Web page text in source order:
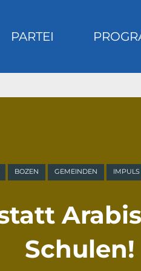
PARTEI
BOZEN GEMEINDEN IMPULS
Schulen!